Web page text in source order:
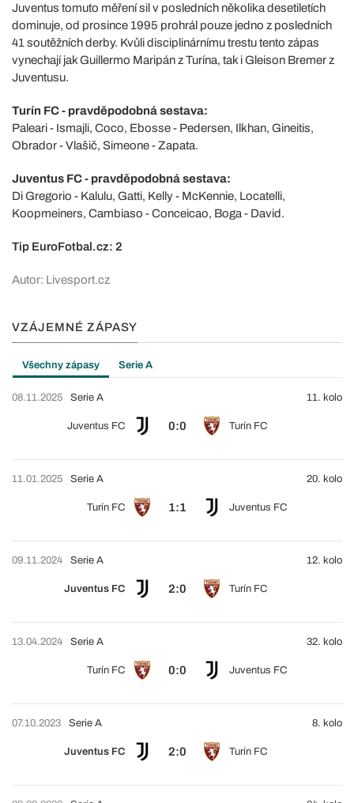
Juventus tomuto měření sil v posledních několika desetiletích
dominuje, od prosince 1995 prohrál pouze jedno z posledních
41 soutěžních derby. Kvůli disciplinárnímu trestu tento zápas
vynechají jak Guillermo Maripán z Turína, tak i Gleison Bremer z
Juventusu.
Turín FC - pravděpodobná sestava:
Paleari - Ismajli, Coco, Ebosse - Pedersen, Ilkhan, Gineitis,
Obrador - Vlašič, Simeone - Zapata.
Juventus FC - pravděpodobná sestava:
Di Gregorio - Kalulu, Gatti, Kelly - McKennie, Locatelli,
Koopmeiners, Cambiaso - Conceicao, Boga - David.
Tip EuroFotbal.cz: 2
Autor: Livesport.cz
VZÁJEMNÉ ZÁPASY
Všechny zápasy Serie A
08.11.2025
Juventus FC 0:0 Turín FC
Serie A 11. kolo
11.01.2025
Turín FC 1:1 Juventus FC
Serie A 20. kolo
09.11.2024
Juventus FC 2:0 Turín FC
Serie A 12. kolo
13.04.2024
Turín FC 0:0 Juventus FC
Serie A 32. kolo
07.10.2023
Juventus FC 2:0 Turín FC
Serie A 8. kolo